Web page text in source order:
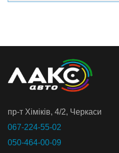
пр-т Хiмiкiв, 4/2, Черкаси
067-224-55-02
050-464-00-09